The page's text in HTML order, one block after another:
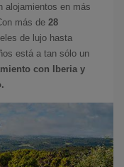
alojamientos en más
más de 28
de lujo hasta
está a tan sólo un
con Iberia y